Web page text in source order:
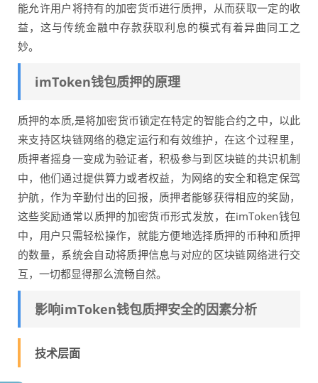
能允许用户将持有的加密货币进行质押，从而获取一定的收
益，这与传统金融中存款获取利息的模式有着异曲同工之
妙。
imToken钱包质押的原理
质押的本质,是将加密货币锁定在特定的智能合约之中，以此
来支持区块链网络的稳定运行和有效维护，在这个过程里，
质押者摇身一变成为验证者，积极参与到区块链的共识机制
中，他们通过提供算力或者权益，为网络的安全和稳定保驾
护航，作为辛勤付出的回报，质押者能够获得相应的奖励，
这些奖励通常以质押的加密货币形式发放，在imToken钱包
中，用户只需轻松操作，就能方便地选择质押的币种和质押
的数量，系统会自动将质押信息与对应的区块链网络进行交
互，一切都显得那么流畅自然。
影响imToken钱包质押安全的因素分析
技术层面